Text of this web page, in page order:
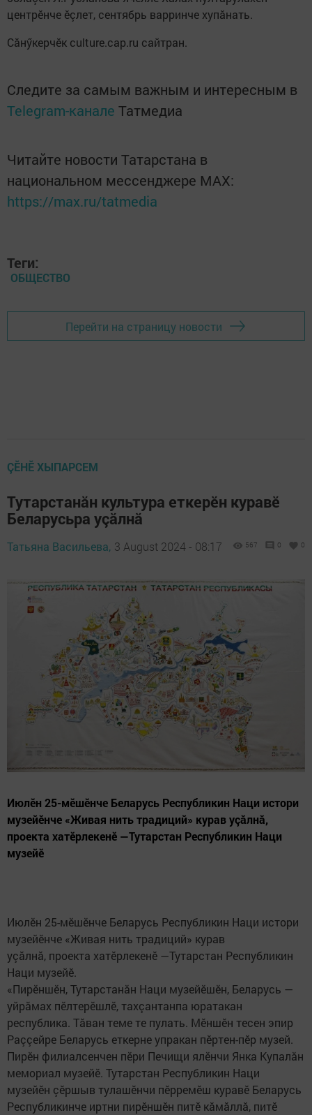
центрӗнче ӗçлет, сентябрь варринче хупăнать.
Сăнӳкерчӗк culture.cap.ru сайтран.
Следите за самым важным и интересным в
Telegram-канале Татмедиа
Читайте новости Татарстана в
национальном мессенджере MАХ:
https://max.ru/tatmedia
Теги:
ОБЩЕСТВО
Перейти на страницу новости
ÇӖНӖ ХЫПАРСЕМ
Тутарстанăн культура еткерӗн куравӗ
Беларусьра уçăлнă
Татьяна Васильева, 3 August 2024 - 08:17 567 0 0
Июлӗн 25-мӗшӗнче Беларусь Республикин Наци истори
музейӗнче «Живая нить традиций» курав уçăлнă,
проекта хатӗрлекенӗ —Тутарстан Республикин Наци
музейӗ
Июлӗн 25-мӗшӗнче Беларусь Республикин Наци истори
музейӗнче «Живая нить традиций» курав
уçăлнă, проекта хатӗрлекенӗ —Тутарстан Республикин
Наци музейӗ.
«Пирӗншӗн, Тутарстанăн Наци музейӗшӗн, Беларусь —
уйрăмах пӗлтерӗшлӗ, тахçантанпа юратакан
республика. Тăван теме те пулать. Мӗншӗн тесен эпир
Раççейре Беларусь еткерне упракан пӗртен-пӗр музей.
Пирӗн филиалсенчен пӗри Печищи ялӗнчи Янка Купалăн
мемориал музейӗ. Тутарстан Республикин Наци
музейӗн çӗршыв тулашӗнчи пӗрремӗш куравӗ Беларусь
Республикинче иртни пирӗншӗн питӗ кăмăллă, питӗ